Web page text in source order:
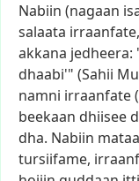
Nabiin (nagaan
salaata irraanfate,
akkana jedheera:
dhaabi'" (Sahii
namni irraanfate
beekaan dhiisee
dha. Nabiin
tursiifame,